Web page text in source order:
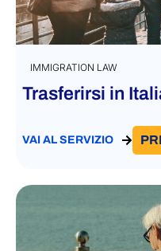
IMMIGRATION LAW
Trasferirsi in
VAI AL SERVIZIO